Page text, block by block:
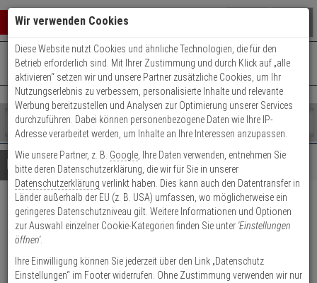
Warenkorb schließen
0 ARTIKEL IM WARENKORB
Ihr Warenkorb ist momentan leer.
Ergebnisse ()
Fertig
Shop
durchsuchen
Bitte
geben
Sie
mindestens
Zeichen
ein,
um
Suche
Es
wurde
noch
Kategorien
Suche
gestartet
+49 (0)821 899 493-0Mo. - Do.: 8:00 - 16:30 | Fr.: 8:00 - 14:00 Uhr
Kontaktservice nutzen
Details Beratung
5er Abus Bravus 1000
Doppelzylinder 40/45 15 Schl.
Produktmerkmale
Wir verwenden Cookies
Diese Website nutzt Cookies und ähnliche Technologien, die für den
Betrieb erforderlich sind. Mit Ihrer Zustimmung und durch Klick auf „alle
aktivieren“ setzen wir und unsere Partner zusätzliche Cookies, um Ihr
Nutzungserlebnis zu verbessern, personalisierte Inhalte und relevante
Werbung bereitzustellen und Analysen zur Optimierung unserer Services
durchzuführen. Dabei können personenbezogene Daten wie Ihre IP-
Adresse verarbeitet werden, um Inhalte an Ihre Interessen anzupassen.
Wie unsere Partner, z. B. Google , Ihre Daten verwenden, entnehmen Sie
bitte deren Datenschutzerklärung, die wir für Sie in unserer
Datenschutzerklärung verlinkt haben. Dies kann auch den Datentransfer in
Länder außerhalb der EU (z. B. USA) umfassen, wo möglicherweise ein
geringeres Datenschutzniveau gilt. Weitere Informationen und Optionen
zur Auswahl einzelner Cookie-Kategorien finden Sie unter 'Einstellungen
öffnen'.
Ihre Einwilligung können Sie jederzeit über den Link „Datenschutz
Einstellungen“ im Footer widerrufen. Ohne Zustimmung verwenden wir nur